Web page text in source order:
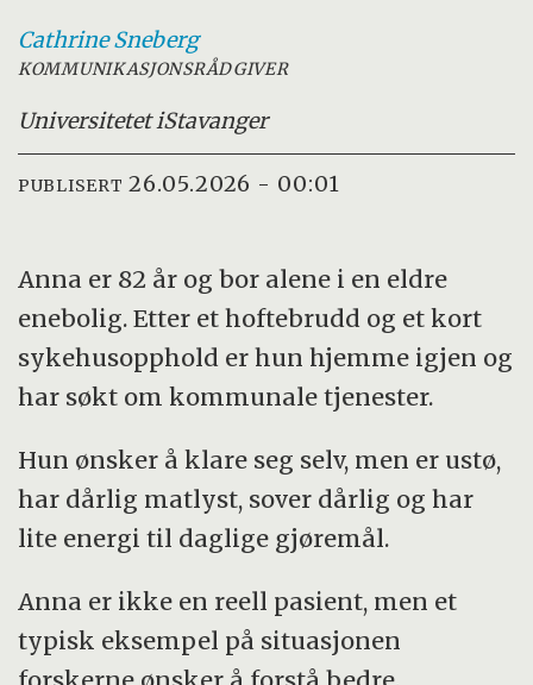
Cathrine Sneberg
KOMMUNIKASJONSRÅDGIVER
Universitetet iStavanger
PUBLISERT 26.05.2026 - 00:01
Anna er 82 år og bor alene i en eldre
enebolig. Etter et hoftebrudd og et kort
sykehusopphold er hun hjemme igjen og
har søkt om kommunale tjenester.
Hun ønsker å klare seg selv, men er ustø,
har dårlig matlyst, sover dårlig og har
lite energi til daglige gjøremål.
Anna er ikke en reell pasient, men et
typisk eksempel på situasjonen